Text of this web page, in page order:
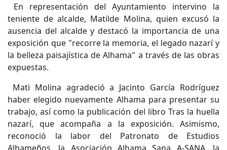
En representación del Ayuntamiento intervino la
teniente de alcalde, Matilde Molina, quien excusó la
ausencia del alcalde y destacó la importancia de una
exposición que "recorre la memoria, el legado nazarí y
la belleza paisajística de Alhama" a través de las obras
expuestas.
Mati Molina agradeció a Jacinto García Rodríguez
haber elegido nuevamente Alhama para presentar su
trabajo, así como la publicación del libro Tras la huella
nazarí, que acompaña a la exposición. Asimismo,
reconoció la labor del Patronato de Estudios